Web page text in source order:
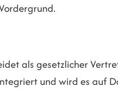
als gesetzlicher
und wird es auf